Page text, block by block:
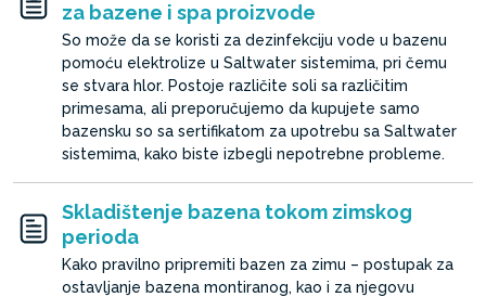
za bazene i spa proizvode
So može da se koristi za dezinfekciju vode u bazenu
pomoću elektrolize u Saltwater sistemima, pri čemu
se stvara hlor. Postoje različite soli sa različitim
primesama, ali preporučujemo da kupujete samo
bazensku so sa sertifikatom za upotrebu sa Saltwater
sistemima, kako biste izbegli nepotrebne probleme.
Skladištenje bazena tokom zimskog
perioda
Kako pravilno pripremiti bazen za zimu – postupak za
ostavljanje bazena montiranog, kao i za njegovu